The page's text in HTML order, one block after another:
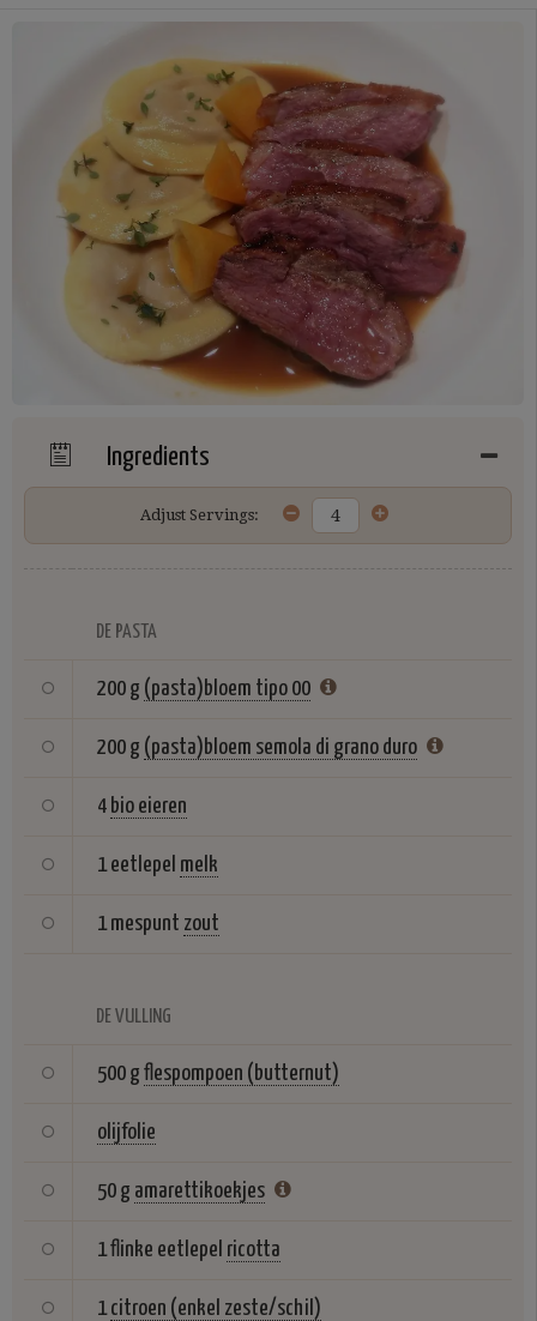
Ingredients
Adjust Servings:
DE PASTA
200 g (pasta)bloem tipo 00
200 g (pasta)bloem semola di grano duro
4 bio eieren
1 eetlepel melk
1 mespunt zout
DE VULLING
500 g flespompoen (butternut)
olijfolie
50 g amarettikoekjes
1 flinke eetlepel ricotta
1 citroen (enkel zeste/schil)